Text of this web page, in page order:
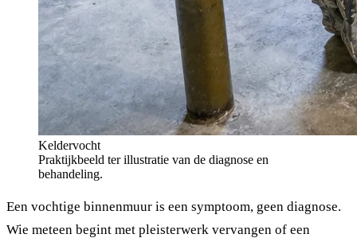
Keldervocht
Praktijkbeeld ter illustratie van de diagnose en
behandeling.
Een vochtige binnenmuur is een symptoom, geen diagnose.
Wie meteen begint met pleisterwerk vervangen of een